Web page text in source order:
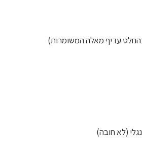
עדיף מאלה המשומרות)
(לא חובה)